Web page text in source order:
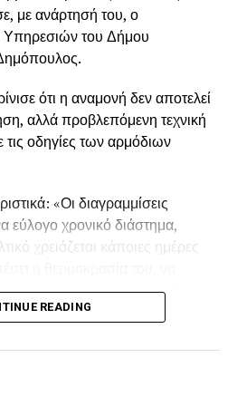
με ανάρτησή του, ο
Υπηρεσιών του Δήμου
ότι η αναμονή δεν αποτελεί
αλλά προβλεπόμενη τεχνική
οδηγίες των αρμόδιων
«Οι διαγραμμίσεις
εύλογο χρονικό διάστημα,
χρειάζεται κάποιες ημέρες
και να σταθεροποιηθεί. Εάν η
μετά την ασφαλτόστρωση, η
διάστημα περίπου τεσσάρων
READING